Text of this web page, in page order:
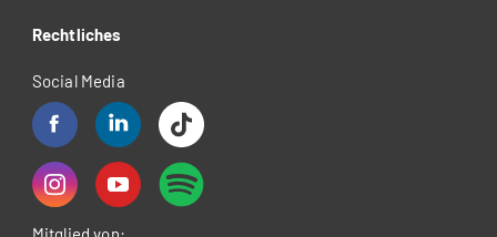
Rechtliches
Social Media